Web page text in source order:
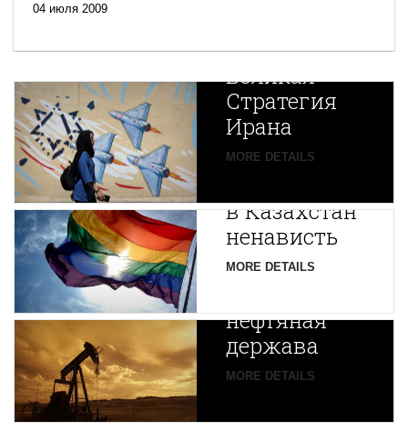
04 июля 2009
Новая
Великая
Стратегия
Ирана
MORE DETAILS
Путин
в Казахстан
ненависть
MORE DETAILS
Центральной
Азии
зарождается
нефтяная
держава
MORE DETAILS